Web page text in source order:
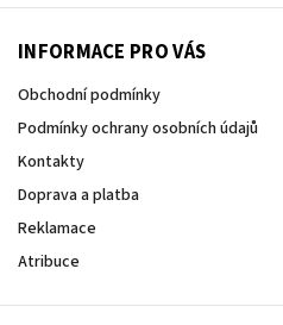
INFORMACE PRO VÁS
Obchodní podmínky
Podmínky ochrany osobních údajů
Kontakty
Doprava a platba
Reklamace
Atribuce